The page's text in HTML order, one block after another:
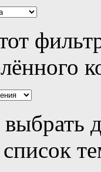
выбрать
список